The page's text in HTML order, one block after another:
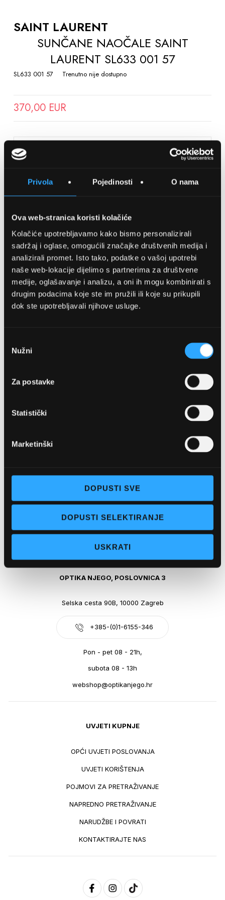
Privola Pojedinosti O nama
Ova web-stranica koristi kolačiće
Kolačiće upotrebljavamo kako bismo personalizirali
sadržaj i oglase, omogućili značajke društvenih medija i
analizirali promet. Isto tako, podatke o vašoj upotrebi
naše web-lokacije dijelimo s partnerima za društvene
medije, oglašavanje i analizu, a oni ih mogu kombinirati s
drugim podacima koje ste im pružili ili koje su prikupili
dok ste upotrebljavali njihove usluge.
pristanka
Nužni
Za postavke
Statistički
Marketinški
DOPUSTI SVE
DOPUSTI SELEKTIRANJE
USKRATI
THE
BEGINNING
GALLERY
SAINT LAURENT
SUNČANE NAOČALE SAINT
LAURENT SL633 001 57
SL633 001 57 Trenutno nije dostupno
370,00 EUR
SPREMITE NA LISTU ŽELJA
Detalji
OPTIKA NJEGO, POSLOVNICA 1
Pon - pet: 07 - 21h,
Sub: 07-21h
webshop@optikanjego.hr
OPTIKA NJEGO, POSLOVNICA 3
Selska cesta 90B, 10000 Zagreb
+385-(0)1-6155-346
Pon - pet 08 - 21h,
subota 08 - 13h
webshop@optikanjego.hr
UVJETI KUPNJE
OPĆI UVJETI POSLOVANJA
UVJETI KORIŠTENJA
POJMOVI ZA PRETRAŽIVANJE
NAPREDNO PRETRAŽIVANJE
NARUDŽBE I POVRATI
KONTAKTIRAJTE NAS